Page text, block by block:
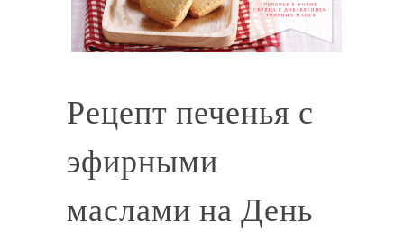
Рецепт печенья с
эфирными
маслами на День